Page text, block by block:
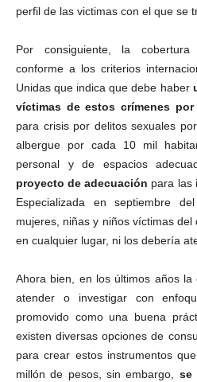
perfil de las victimas con el que se
Por consiguiente, la
conforme a los criterios
Unidas que indica que debe haber
víctimas de estos crímenes
para crisis por delitos sexuales
albergue por cada 10 mil
personal y de espacios
proyecto de adecuación para las
Especializada en septiembre
mujeres, niñas y niños víctimas
en cualquier lugar, ni los debería
Ahora bien, en los últimos años
atender o investigar con
promovido como una buena
existen diversas opciones de
para crear estos instrumentos
millón de pesos, sin embargo, se